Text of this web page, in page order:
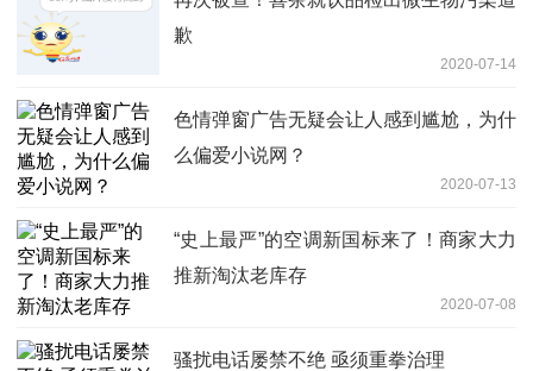
歉
2020-07-14
色情弹窗广告无疑会让人感到尴尬，为什
么偏爱小说网？
2020-07-13
“史上最严”的空调新国标来了！商家大力
推新淘汰老库存
2020-07-08
骚扰电话屡禁不绝 亟须重拳治理